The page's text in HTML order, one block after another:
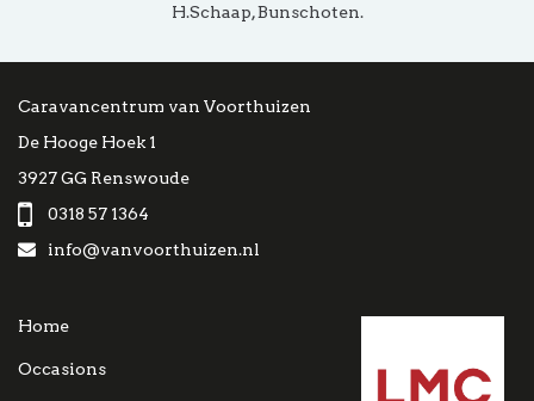
H.Schaap, Bunschoten.
Caravancentrum van Voorthuizen
De Hooge Hoek 1
3927 GG Renswoude
0318 57 1364
info@vanvoorthuizen.nl
Home
Occasions